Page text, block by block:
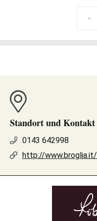
-
Standort und Kontakt
0143 642998
http://www.broglia.it/